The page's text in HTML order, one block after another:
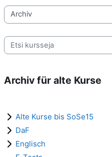
Kurssikategoriat
Etsi kursseja
Archiv für alte Kurse
Alte Kurse bis SoSe15
DaF
Englisch